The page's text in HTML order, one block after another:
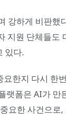
강하게 비판했
지원 단체들도
있다.
한지 다시 한
랫폼은 AI가 만
요한 사건으로